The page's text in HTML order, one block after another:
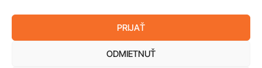
PRIJAŤ
ODMIETNUŤ